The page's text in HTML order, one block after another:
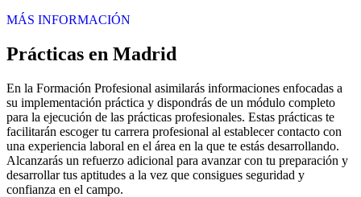
MÁS INFORMACIÓN
Prácticas en Madrid
En la Formación Profesional asimilarás informaciones enfocadas a
su implementación práctica y dispondrás de un módulo completo
para la ejecución de las prácticas profesionales. Estas prácticas te
facilitarán escoger tu carrera profesional al establecer contacto con
una experiencia laboral en el área en la que te estás desarrollando.
Alcanzarás un refuerzo adicional para avanzar con tu preparación y
desarrollar tus aptitudes a la vez que consigues seguridad y
confianza en el campo.